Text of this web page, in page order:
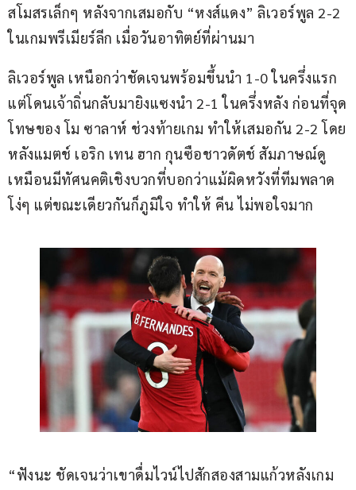
สโมสรเล็กๆ หลังจากเสมอกับ “หงส์แดง” ลิเวอร์พูล 2-2
ในเกมพรีเมียร์ลีก เมื่อวันอาทิตย์ที่ผ่านมา
ลิเวอร์พูล เหนือกว่าชัดเจนพร้อมขึ้นนำ 1-0 ในครึ่งแรก
แต่โดนเจ้าถิ่นกลับมายิงแซงนำ 2-1 ในครึ่งหลัง ก่อนที่จุด
โทษของ โม ซาลาห์ ช่วงท้ายเกม ทำให้เสมอกัน 2-2 โดย
หลังแมตช์ เอริก เทน ฮาก กุนซือชาวดัตช์ สัมภาษณ์ดู
เหมือนมีทัศนคติเชิงบวกที่บอกว่าแม้ผิดหวังที่ทีมพลาด
โง่ๆ แต่ขณะเดียวกันก็ภูมิใจ ทำให้ คีน ไม่พอใจมาก
“ฟังนะ ชัดเจนว่าเขาดื่มไวน์ไปสักสองสามแก้วหลังเกม